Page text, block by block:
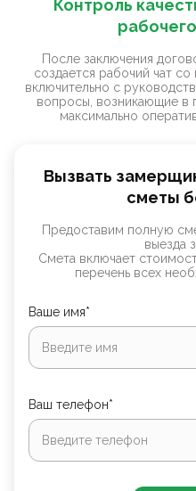
Контроль
После заключения
создается рабочий чат
включительно с
вопросы, возникающие в
максимально
Вызвать
сметы
Предоставим полную
выезда
Смета включает
перечень всех
Ваше имя*
Ваш телефон*